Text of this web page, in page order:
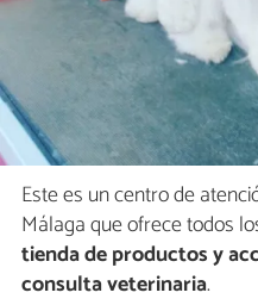
Este es un centro de
Málaga que ofrece todos
tienda de productos y
consulta veterinaria.